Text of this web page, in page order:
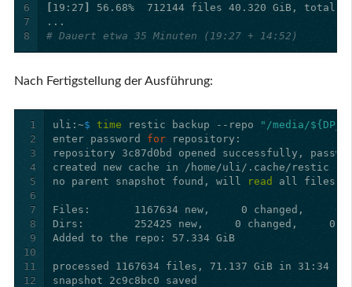
6
7
8
19:27
# Dauert etwa 35 Minuten (19:27 + 14:52)
Nach Fertigstellung der Ausführung:
1
2
3
4
5
6
7
8
9
10
11
12
uli:~$ time restic backup --repo
"/media/
enter password for
no parent snapshot found, will
read